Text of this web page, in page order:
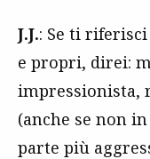
J.J.: Se ti
e propri, direi:
impressionista,
(anche se non
parte più